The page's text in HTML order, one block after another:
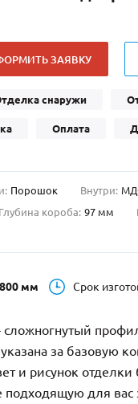
ЗАЯВКУ
снаружи
Оплата
Порошок Внутри:
Глубина короба: 97 мм
мм Срок
за базовую
и рисунок отделки
для вас